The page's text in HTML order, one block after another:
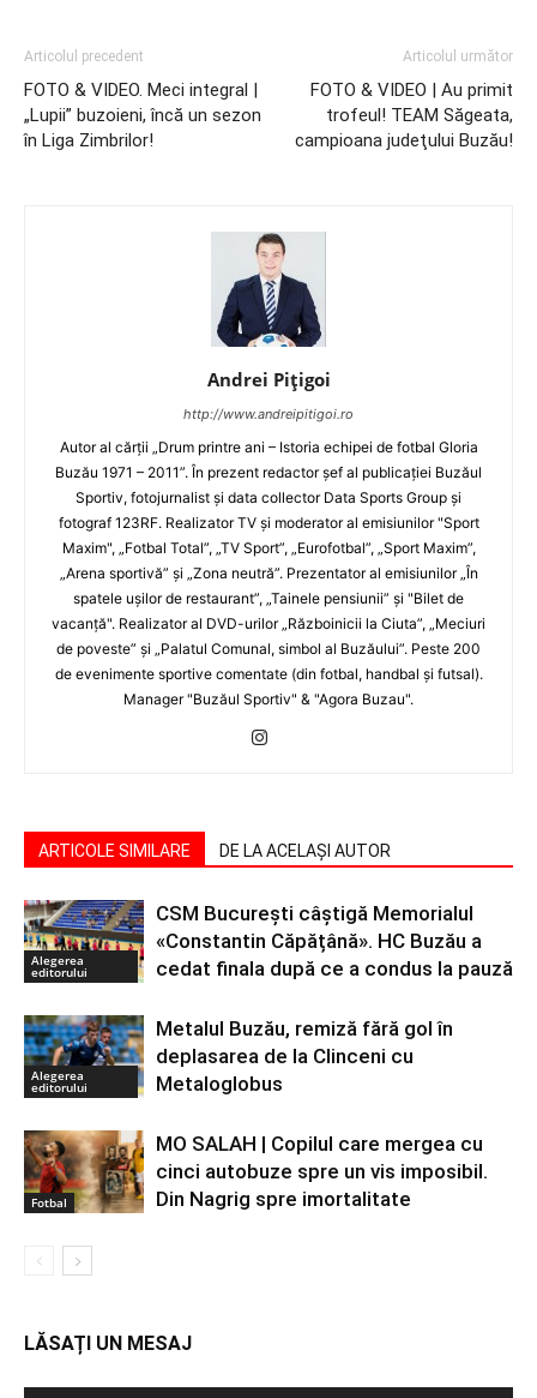
Articolul precedent
FOTO & VIDEO. Meci integral |
„Lupii” buzoieni, încă un sezon
în Liga Zimbrilor!
Articolul următor
FOTO & VIDEO | Au primit
trofeul! TEAM Săgeata,
campioana judeţului Buzău!
Andrei Pițigoi
http://www.andreipitigoi.ro
Autor al cărţii „Drum printre ani – Istoria echipei de fotbal Gloria
Buzău 1971 – 2011”. În prezent redactor şef al publicaţiei Buzăul
Sportiv, fotojurnalist şi data collector Data Sports Group şi
fotograf 123RF. Realizator TV şi moderator al emisiunilor "Sport
Maxim", „Fotbal Total”, „TV Sport”, „Eurofotbal”, „Sport Maxim”,
„Arena sportivă” şi „Zona neutră”. Prezentator al emisiunilor „În
spatele uşilor de restaurant”, „Tainele pensiunii” şi "Bilet de
vacanţă". Realizator al DVD-urilor „Războinicii la Ciuta”, „Meciuri
de poveste” şi „Palatul Comunal, simbol al Buzăului”. Peste 200
de evenimente sportive comentate (din fotbal, handbal şi futsal).
Manager "Buzăul Sportiv" & "Agora Buzau".
ARTICOLE SIMILARE DE LA ACELAȘI AUTOR
Alegerea
editorului
CSM București câștigă Memorialul
«Constantin Căpățână». HC Buzău a
cedat finala după ce a condus la pauză
Alegerea
editorului
Metalul Buzău, remiză fără gol în
deplasarea de la Clinceni cu
Metaloglobus
Fotbal
MO SALAH | Copilul care mergea cu
cinci autobuze spre un vis imposibil.
Din Nagrig spre imortalitate
LĂSAȚI UN MESAJ